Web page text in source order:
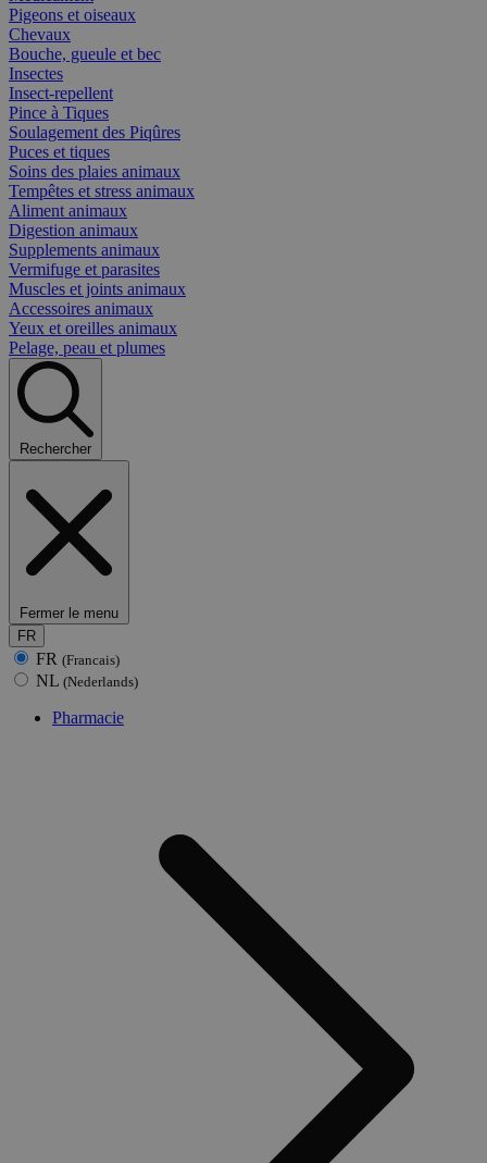
Pigeons et oiseaux
Chevaux
Bouche, gueule et bec
Insectes
Insect-repellent
Pince à Tiques
Soulagement des Piqûres
Puces et tiques
Soins des plaies animaux
Tempêtes et stress animaux
Aliment animaux
Digestion animaux
Supplements animaux
Vermifuge et parasites
Muscles et joints animaux
Accessoires animaux
Yeux et oreilles animaux
Pelage, peau et plumes
Rechercher
Fermer le menu
FR
FR (Francais)
NL (Nederlands)
Pharmacie